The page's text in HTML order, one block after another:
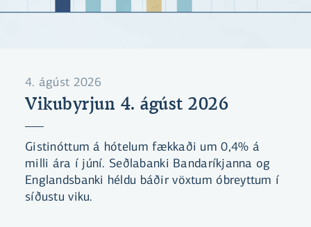
4. ágúst 2026
Vikubyrjun 4. ágúst 2026
Gistinóttum á hótelum fækkaði um 0,4% á
milli ára í júní. Seðlabanki Bandaríkjanna og
Englandsbanki héldu báðir vöxtum óbreyttum í
síðustu viku.